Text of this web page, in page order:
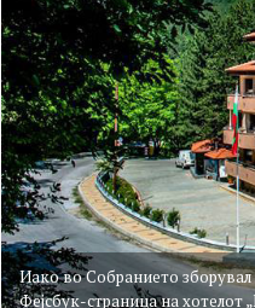
Иако во Собранието
Фејсбук-страница на хотелот